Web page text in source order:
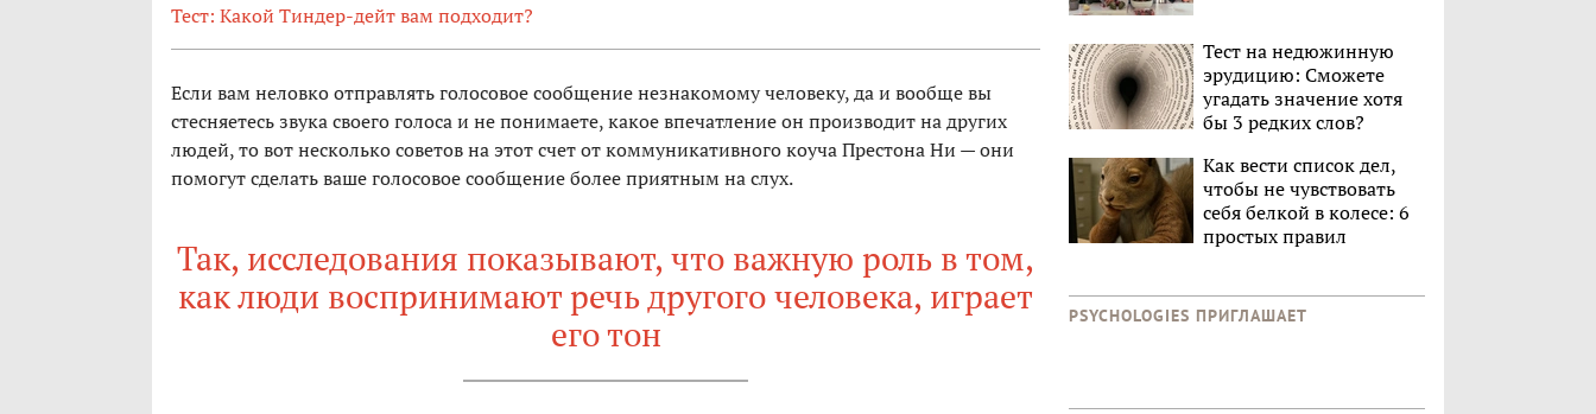
Тест: Какой Тиндер-дейт вам подходит?
Если вам неловко отправлять голосовое сообщение незнакомому человеку, да и вообще вы
стесняетесь звука своего голоса и не понимаете, какое впечатление он производит на других
людей, то вот несколько советов на этот счет от коммуникативного коуча Престона Ни — они
помогут сделать ваше голосовое сообщение более приятным на слух.
Так, исследования показывают, что важную роль в том,
как люди воспринимают речь другого человека, играет
его тон
Тест на недюжинную
эрудицию: Сможете
угадать значение хотя
бы 3 редких слов?
Как вести список дел,
чтобы не чувствовать
себя белкой в колесе: 6
простых правил
PSYCHOLOGIES ПРИГЛАШАЕТ